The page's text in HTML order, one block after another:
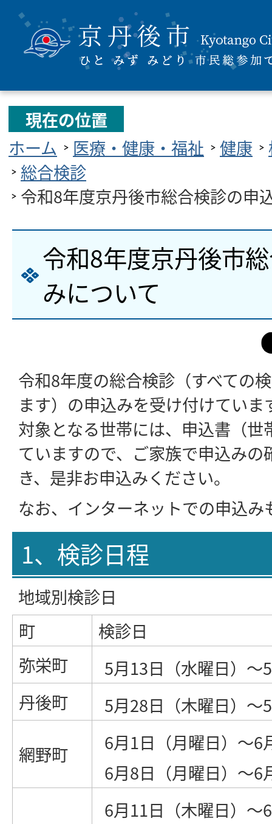
現在の位置
ホーム
医療・健康・福祉 健康
総合検診
令和8年度京丹後市総合検診の申
令和8年度京丹後市
みについて
令和8年度の総合検診（すべての
ます）の申込みを受け付けていま
対象となる世帯には、申込書（世
ていますので、ご家族で申込みの
き、是非お申込みください。
なお、インターネットでの申込み
1、検診日程
地域別検診日
町
検診日
弥栄町
5月13日（水曜日）～
丹後町
5月28日（木曜日）～
網野町
6月1日（月曜日）～6
6月8日（月曜日）～6
6月11日（木曜日）～